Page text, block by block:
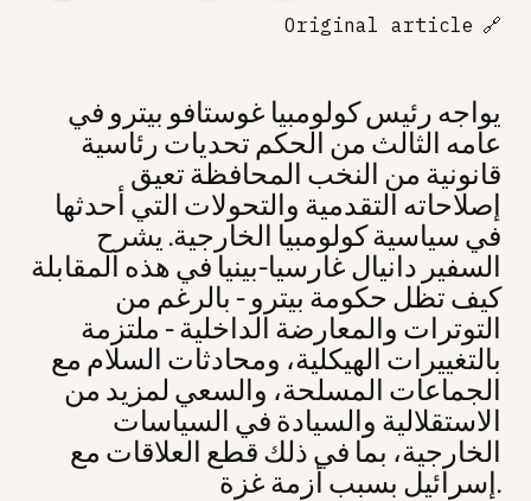
يواجه رئيس كولومبيا غوستافو بيترو في
عامه الثالث من الحكم تحديات رئاسية
قانونية من النخب المحافظة تعيق
إصلاحاته التقدمية والتحولات التي أحدثها
في سياسية كولومبيا الخارجية. يشرح
السفير دانيال غارسيا-بينيا في هذه المقابلة
كيف تظل حكومة بيترو - بالرغم من
التوترات والمعارضة الداخلية - ملتزمة
بالتغييرات الهيكلية، ومحادثات السلام مع
الجماعات المسلحة، والسعي لمزيد من
الاستقلالية والسيادة في السياسات
الخارجية، بما في ذلك قطع العلاقات مع
إسرائيل بسبب أزمة غزة.
Original article 🔗